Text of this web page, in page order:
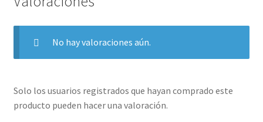
No hay valoraciones aún.
Solo los usuarios registrados que hayan comprado este
producto pueden hacer una valoración.